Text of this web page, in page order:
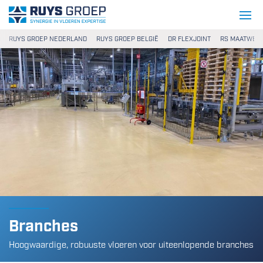
Ga naar content
Ruys Groep
RUYS GROEP NEDERLAND RUYS GROEP BELGIË DR FLEXJOINT RS
Branches
Hoogwaardige, robuuste vloeren voor uiteenlopende branches